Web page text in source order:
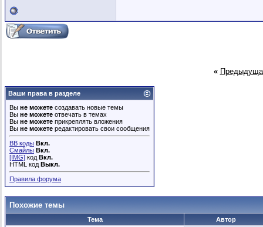
«
Ваши права в разделе
Вы не можете создавать новые темы
Вы не можете отвечать в темах
Вы не можете прикреплять вложения
Вы не можете редактировать свои сообщения
BB коды Вкл.
Смайлы Вкл.
[IMG] код Вкл.
HTML код Выкл.
Правила форума
Похожие темы
Тема
Автор